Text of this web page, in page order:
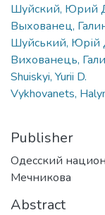
Шуйский, Юрий
Выхованец,
Шуйський, Юрій
Вихованець,
Shuiskyi, Yurii D.
Vykhovanets,
Publisher
Одесский
Мечникова
Abstract